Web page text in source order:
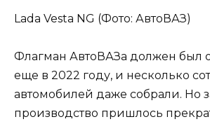
Lada Vesta NG (Фото: АвтоВАЗ)
Флагман АвтоВАЗа должен был
еще в 2022 году, и несколько
автомобилей даже собрали. Но
производство пришлось